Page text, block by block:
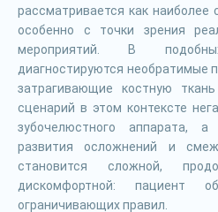
рассматривается как наиболее
особенно с точки зрения
мероприятий. В
диагностируются необратимые
затрагивающие костную
сценарий в этом контексте
зубочелюстного аппарата,
развития осложнений и
становится сложной,
дискомфортной: пациент
ограничивающих правил.